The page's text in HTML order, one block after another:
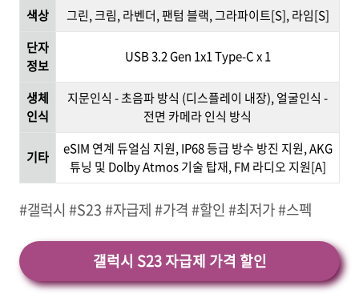
색상
그린, 크림, 라벤더, 팬텀 블랙, 그라파이트[S], 라임[S]
단자
정보
USB 3.2 Gen 1x1 Type-C x 1
생체
인식
지문인식 - 초음파 방식 (디스플레이 내장), 얼굴인식 -
전면 카메라 인식 방식
기타
eSIM 연계 듀얼심 지원, IP68 등급 방수 방진 지원, AKG
튜닝 및 Dolby Atmos 기술 탑재, FM 라디오 지원[A]
#갤럭시 #S23 #자급제 #가격 #할인 #최저가 #스펙
갤럭시 S23 자급제 가격 할인